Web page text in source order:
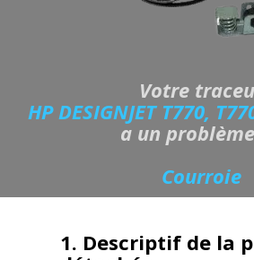
Votre
HP DESIGNJET T770,
a un
Courroie
1. Descriptif de la